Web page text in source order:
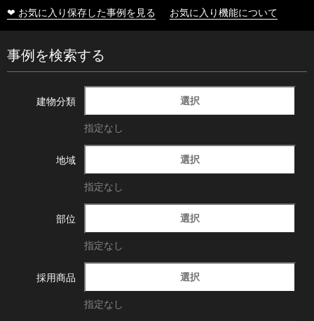
❤ お気に入り保存した事例を見る お気に入り機能について
事例を検索する
建物分類 選択
指定なし
地域 選択
指定なし
部位 選択
指定なし
採用商品 選択
指定なし